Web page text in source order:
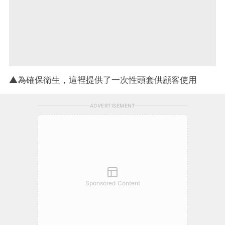
▲為確保衛生，這裡提供了一次性頭套供顧客使用
ADVERTISEMENT
Sponsored Content